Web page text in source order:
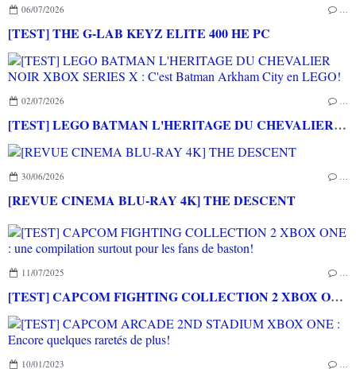
06/07/2026
[TEST] THE G-LAB KEYZ ELITE 400 HE PC
02/07/2026
[TEST] LEGO BATMAN L'HERITAGE DU CHEVALIER NOIR XBOX SERIES X : C'est Batman Arkham City en LEGO!
30/06/2026
[REVUE CINEMA BLU-RAY 4K] THE DESCENT
11/07/2025
[TEST] CAPCOM FIGHTING COLLECTION 2 XBOX ONE : une compilation surtout pour les fans de baston!
10/01/2023